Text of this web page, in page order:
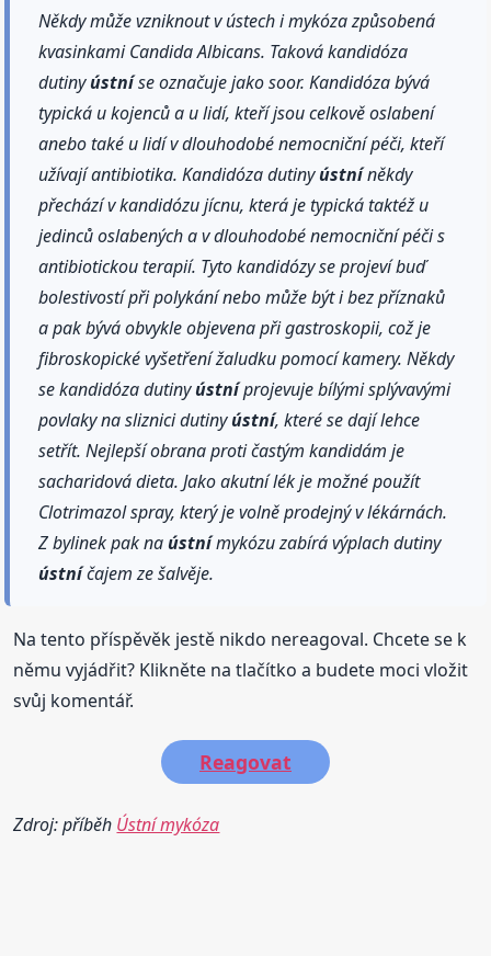
Někdy může vzniknout v ústech i mykóza způsobená
kvasinkami Candida Albicans. Taková kandidóza
dutinyústníse označuje jako soor. Kandidóza bývá
typická u kojenců a u lidí, kteří jsou celkově oslabení
anebo také u lidí v dlouhodobé nemocniční péči, kteří
užívají antibiotika. Kandidóza dutinyústníněkdy
přechází v kandidózu jícnu, která je typická taktéž u
jedinců oslabených a v dlouhodobé nemocniční péči s
antibiotickou terapií. Tyto kandidózy se projeví buď
bolestivostí při polykání nebo může být i bez příznaků
a pak bývá obvykle objevena při gastroskopii, což je
fibroskopické vyšetření žaludku pomocí kamery. Někdy
se kandidóza dutinyústníprojevuje bílými splývavými
povlaky na sliznici dutinyústní, které se dají lehce
setřít. Nejlepší obrana proti častým kandidám je
sacharidová dieta. Jako akutní lék je možné použít
Clotrimazol spray, který je volně prodejný v lékárnách.
Z bylinek pak naústnímykózu zabírá výplach dutiny
ústníčajem ze šalvěje.
Na tento příspěvěk jestě nikdo nereagoval. Chcete se k
němu vyjádřit? Klikněte na tlačítko a budete moci vložit
svůj komentář.
Reagovat
Zdroj: příběh Ústní mykóza